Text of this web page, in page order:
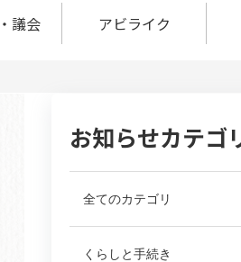
議会 アビライク
お知らせカテゴ
全てのカテゴリ
くらしと手続き